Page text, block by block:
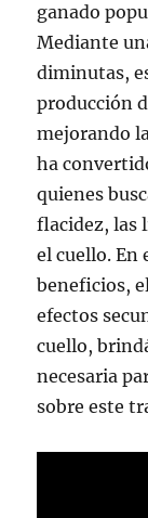
ganado
Mediante
diminutas,
producción
mejorando
ha
quienes
flacidez, las
el cuello. En
beneficios,
efectos
cuello,
necesaria
sobre este